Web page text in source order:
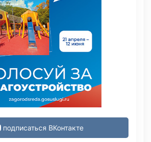
подписаться ВКонтакте